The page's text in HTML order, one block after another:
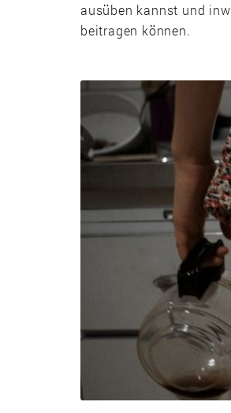
ausüben kannst und
beitragen können.